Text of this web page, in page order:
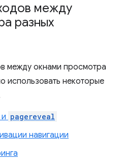
между
разных
между окнами просмотра
использовать некоторые
и pagereveal
навигации